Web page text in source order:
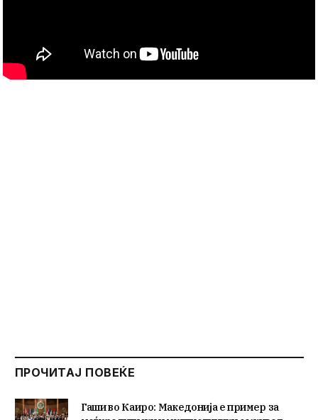
ПРОЧИТАЈ ПОВЕЌЕ
Гаши во Каиро: Македонија е пример за